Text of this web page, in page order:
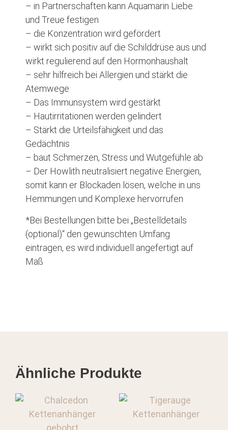
– in Partnerschaften kann Aquamarin Liebe
und Treue festigen
– die Konzentration wird gefördert
– wirkt sich positiv auf die Schilddrüse aus und
wirkt regulierend auf den Hormonhaushalt
– sehr hilfreich bei Allergien und stärkt die
Atemwege
– Das Immunsystem wird gestärkt
– Hautirritationen werden gelindert
– Stärkt die Urteilsfähigkeit und das
Gedächtnis
– baut Schmerzen, Stress und Wutgefühle ab
– Der Howlith neutralisiert negative Energien,
somit kann er Blockaden lösen, welche in uns
Hemmungen und Komplexe hervorrufen
*Bei Bestellungen bitte bei „Bestelldetails
(optional)“ den gewünschten Umfang
eintragen, es wird individuell angefertigt auf
Maß
Ähnliche Produkte